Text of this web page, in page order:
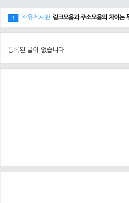
1 자유게시판 링크모음과 주소모음의 차이는 무엇인
등록된 글이 없습니다.